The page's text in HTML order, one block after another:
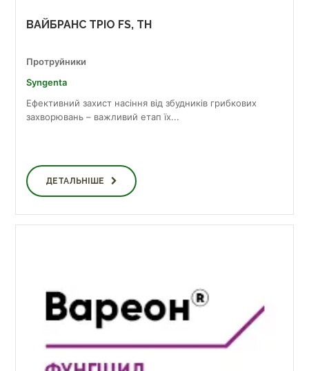
ВАЙБРАНС ТРІО FS, TH
Протруйники
Syngenta
Ефективний захист насіння від збудників грибкових
захворювань – важливий етап їх...
ДЕТАЛЬНІШЕ